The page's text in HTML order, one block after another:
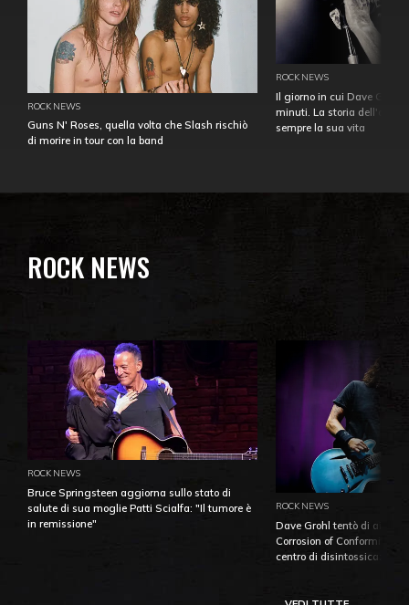
ROCK NEWS
Guns N' Roses, quella volta che Slash rischiò
di morire in tour con la band
ROCK NEWS
Il giorno in cui Dave
minuti. La storia
sempre la sua vita
ROCK NEWS
ROCK NEWS
Bruce Springsteen aggiorna sullo stato di
salute di sua moglie Patti Scialfa: "Il tumore è
in remissione"
ROCK NEWS
Dave Grohl tentò di
Corrosion of Conformity
centro di